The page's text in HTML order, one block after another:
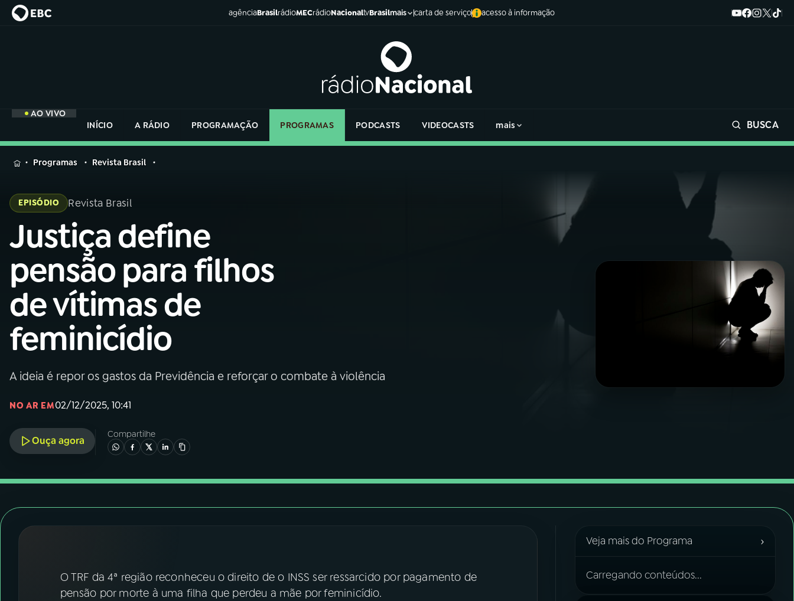
agênciaBrasilrádioMECrádioNacionaltvBrasilmais carta de serviço acesso à informação
AO VIVO
INÍCIO
A RÁDIO PROGRAMAÇÃO PROGRAMAS PODCASTS VIDEOCASTS mais BUSCA
MENU
Buscar
Rádio
Nacional
01 INÍCIO
02A RÁDIO
03 PROGRAMAÇÃO
05PODCASTS
FESTIVAL DE MÚSICA
na
Rádio
Programas Revista Brasil
EPISÓDIO Revista Brasil
Justiça define
pensão para filhos
de vítimas de
feminicídio
A ideia é repor os gastos da Previdência e reforçar o combate à violência
NO AR EM02/12/2025, 10:41
Ouça agora
Compartilhe
O TRF da 4ª região reconheceu o direito de o INSS ser ressarcido por pagamento de
pensão por morte à uma filha que perdeu a mãe por feminicídio.
Veja mais do Programa ›
Carregando conteúdos...